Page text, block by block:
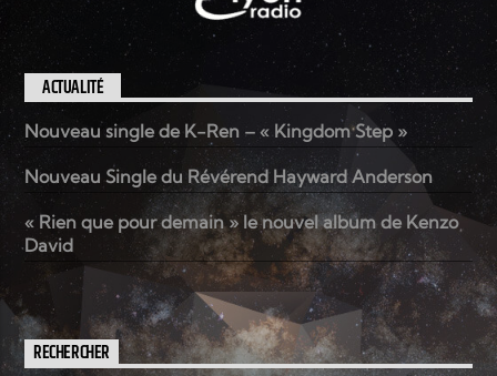
ACTUALITÉ
Nouveau single de K-Ren – « Kingdom Step »
Nouveau Single du Révérend Hayward Anderson
« Rien que pour demain » le nouvel album de Kenzo
David
RECHERCHER